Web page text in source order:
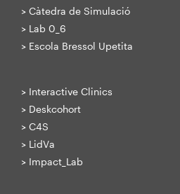
> Càtedra de Simulació
> Lab 0_6
> Escola Bressol Upetita
> Interactive Clinics
> Deskcohort
> C4S
> LidVa
> Impact_Lab